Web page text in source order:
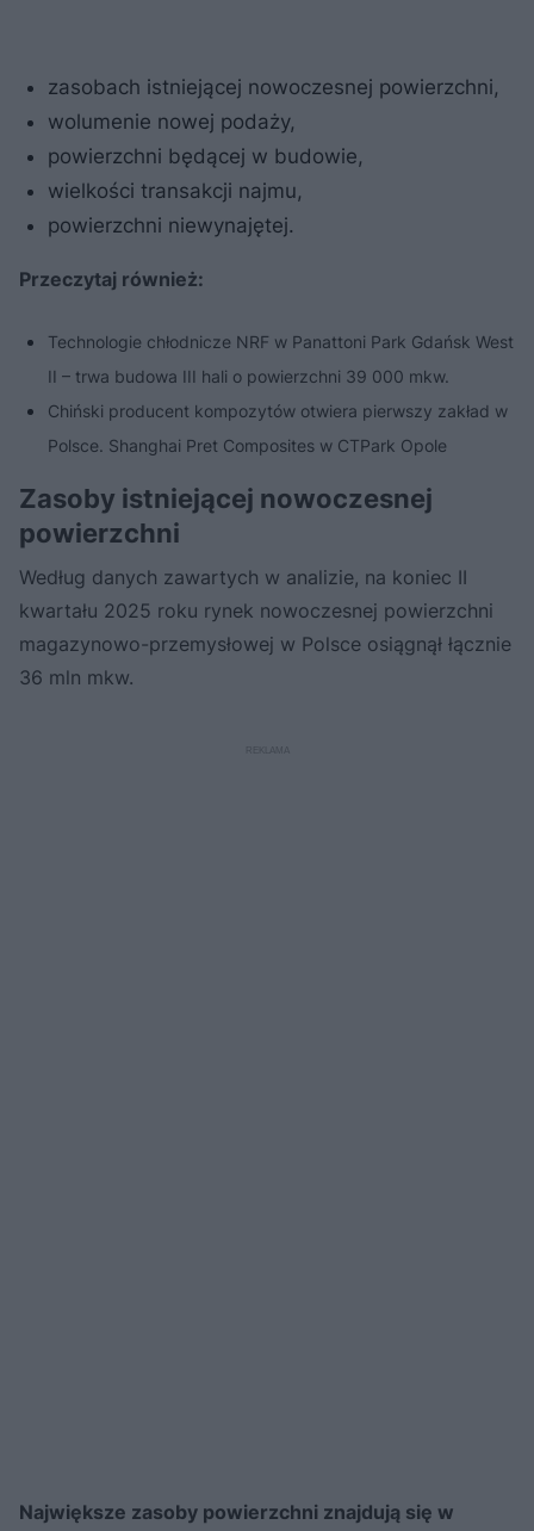
zasobach istniejącej nowoczesnej powierzchni,
wolumenie nowej podaży,
powierzchni będącej w budowie,
wielkości transakcji najmu,
powierzchni niewynajętej.
Przeczytaj również:
Technologie chłodnicze NRF w Panattoni Park Gdańsk West
II – trwa budowa III hali o powierzchni 39 000 mkw.
Chiński producent kompozytów otwiera pierwszy zakład w
Polsce. Shanghai Pret Composites w CTPark Opole
Zasoby istniejącej nowoczesnej
powierzchni
Według danych zawartych w analizie, na koniec II
kwartału 2025 roku rynek nowoczesnej powierzchni
magazynowo-przemysłowej w Polsce osiągnął łącznie
36 mln mkw.
Największe zasoby powierzchni znajdują się w